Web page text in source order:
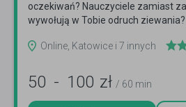
oczekiwań? Nauczyciele zamiast
wywołują w Tobie odruch ziewania?
Online, Katowice i 7 innych
50 - 100 zł / 60 min